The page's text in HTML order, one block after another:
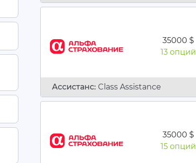
35000 $
13 опций
Ассистанc: Class Assistance
35000 $
15 опций